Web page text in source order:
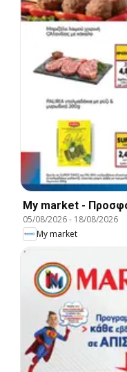
My market -
05/08/2026- 18/08/2026
My market